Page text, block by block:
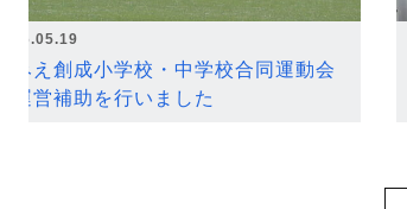
2026.05.19
なみえ創成小学校・中学校合同運動会
の運営補助を行いました